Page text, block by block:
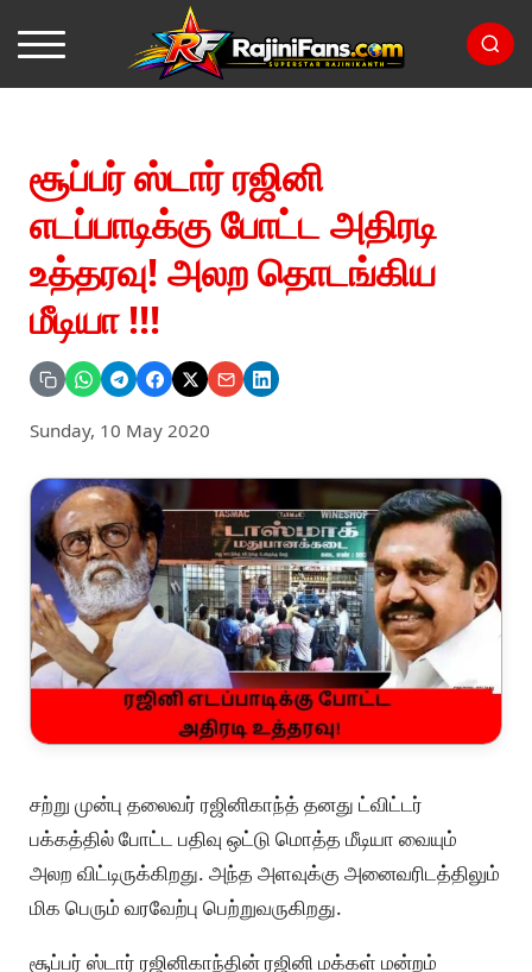
சூப்பர் ஸ்டார் ரஜினி
எடப்பாடிக்கு போட்ட அதிரடி
உத்தரவு! அலற தொடங்கிய
மீடியா !!!
Sunday, 10 May 2020
சற்று முன்பு தலைவர் ரஜினிகாந்த் தனது ட்விட்டர்
பக்கத்தில் போட்ட பதிவு ஒட்டு மொத்த மீடியா வையும்
அலற விட்டிருக்கிறது. அந்த அளவுக்கு அனைவரிடத்திலும்
மிக பெரும் வரவேற்பு பெற்றுவருகிறது.
சூப்பர் ஸ்டார் ரஜினிகாந்தின் ரஜினி மக்கள் மன்றம்